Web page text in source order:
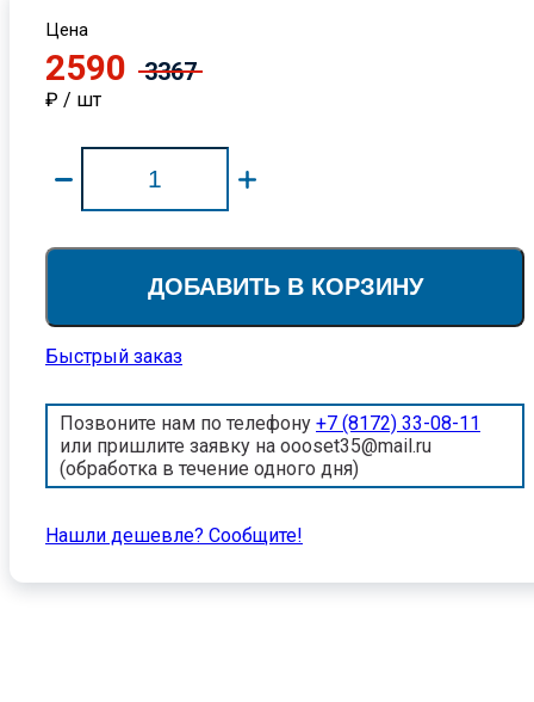
Цена
2590 3367
₽ / шт
ДОБАВИТЬ В КОРЗИНУ
Быстрый заказ
Позвоните нам по телефону +7 (8172) 33-08-11
или пришлите заявку на oooset35@mail.ru
(обработка в течение одного дня)
Нашли дешевле? Cообщите!